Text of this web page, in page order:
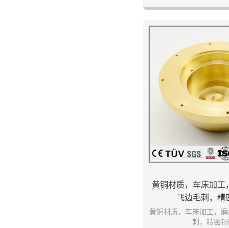
黄铜材质，车床加工
飞边毛刺，精
黄铜材质，车床加工，
刺，精密